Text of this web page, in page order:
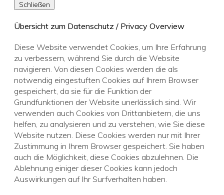
Schließen
Übersicht zum Datenschutz / Privacy Overview
Diese Website verwendet Cookies, um Ihre Erfahrung
zu verbessern, während Sie durch die Website
navigieren. Von diesen Cookies werden die als
notwendig eingestuften Cookies auf Ihrem Browser
gespeichert, da sie für die Funktion der
Grundfunktionen der Website unerlässlich sind. Wir
verwenden auch Cookies von Drittanbietern, die uns
helfen, zu analysieren und zu verstehen, wie Sie diese
Website nutzen. Diese Cookies werden nur mit Ihrer
Zustimmung in Ihrem Browser gespeichert. Sie haben
auch die Möglichkeit, diese Cookies abzulehnen. Die
Ablehnung einiger dieser Cookies kann jedoch
Auswirkungen auf Ihr Surfverhalten haben.